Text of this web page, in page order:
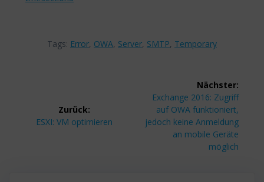
Tags: Error, OWA, Server, SMTP, Temporary
Zurück:
Vorheriger
ESXI: VM optimieren
Nächster:
Nächster
Beitrag:
Exchange 2016: Zugriff
auf OWA funktioniert,
jedoch keine Anmeldung
an mobile Geräte
möglich